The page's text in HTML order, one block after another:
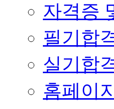
자격증
필기합
실기합
홈페이